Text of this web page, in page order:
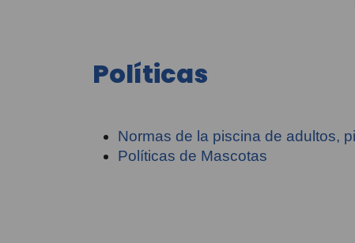
Políticas
Normas de la piscina de adultos,
Políticas de Mascotas